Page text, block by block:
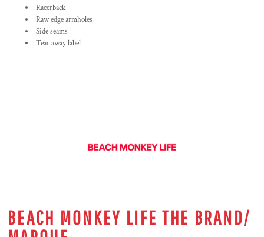
Racerback
Raw edge armholes
Side seams
Tear away label
BEACH MONKEY LIFE THE BRAND/